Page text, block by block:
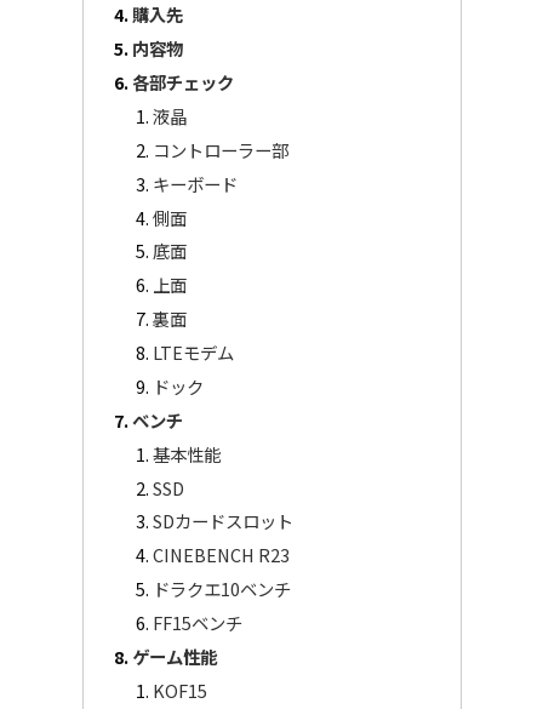
購入先
内容物
各部チェック
液晶
コントローラー部
キーボード
側面
底面
上面
裏面
LTEモデム
ドック
ベンチ
基本性能
SSD
SDカードスロット
CINEBENCH R23
ドラクエ10ベンチ
FF15ベンチ
ゲーム性能
KOF15